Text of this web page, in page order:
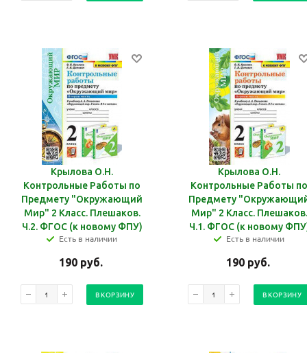
Крылова О.Н.
Контрольные Работы по
Предмету "Окружающий
Мир" 2 Класс. Плешаков.
Ч.2. ФГОС (к новому ФПУ)
Есть в наличии
190руб.
В КОРЗИНУ
Крылова О.Н.
Контрольные Работы по
Предмету
Мир" 2 Класс. Плешаков.
Ч.1. ФГОС (к новому
Есть в наличии
190руб.
В КОРЗИНУ